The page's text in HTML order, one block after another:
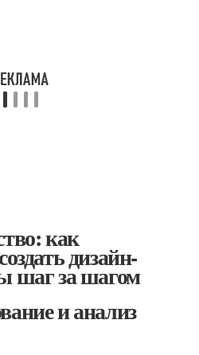
как
дизайн-
шаг за шагом
и анализ